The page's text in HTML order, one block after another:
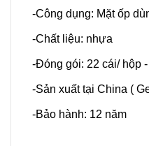
-Công dụng: Mặt ốp
-Chất liệu: nhựa
-Đóng gói: 22 cái/ hộp
-Sản xuất tại China (
-Bảo hành: 12 năm